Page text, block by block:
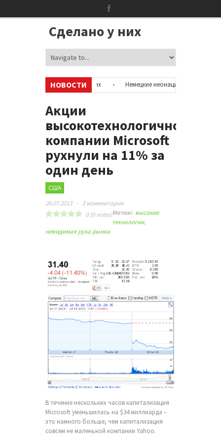
Сделано у них
НОВОСТИ
об аккаунтах в соцсетях •
Немецкие неонацисты, летевшие на
Сотни бездомных мигрантов оккупировали аэропорт в
Акции
высокотехнологичной
компании Microsoft
рухнули на 11% за
один день
США
26.07.2013 - 3 комментария
0(0votes)Метки: высокие
технологии,
невидимая рука рынка
В течение нескольких часов капитализация
Microsoft уменьшилась на $34 миллиарда –
это намного больше, чем капитализация
совсем не маленькой компании Yahoo.